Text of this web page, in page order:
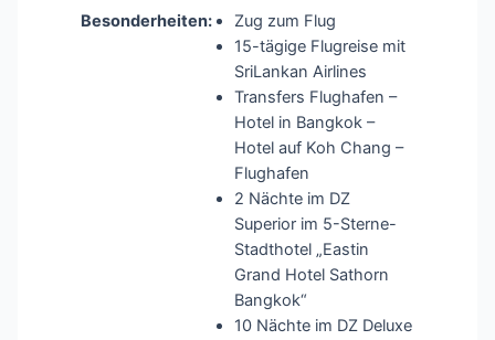
Besonderheiten:
Zug zum Flug
15-tägige Flugreise mit
SriLankan Airlines
Transfers Flughafen –
Hotel in Bangkok –
Hotel auf Koh Chang –
Flughafen
2 Nächte im DZ
Superior im 5-Sterne-
Stadthotel „Eastin
Grand Hotel Sathorn
Bangkok“
10 Nächte im DZ Deluxe